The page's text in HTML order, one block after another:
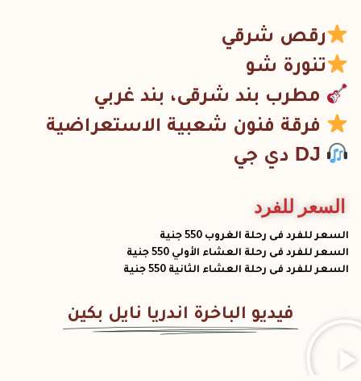
رقص شرقي
تنورة شو
مطرب بند شرقى، بند غربي
فرقة فنون شعبية الاستعراضية
السعر للفرد
السعر للفرد فى رحلة الغروب 550 جنية
السعر للفرد فى رحلة العشاء الأولي 550 جنية
السعر للفرد فى رحلة العشاء الثانية 550 جنية
فيديو الباخرة اندريا نايل بكين